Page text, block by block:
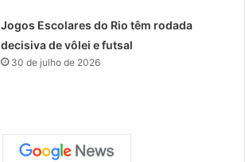
Jogos Escolares do Rio têm rodada
decisiva de vôlei e futsal
30 de julho de 2026